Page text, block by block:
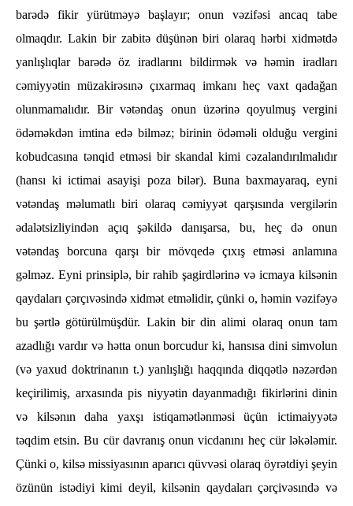
barədə fikir yürütməyə başlayır; onun vəzifəsi ancaq tabe
olmaqdır. Lakin bir zabitə düşünən biri olaraq hərbi xidmətdə
yanlışlıqlar barədə öz iradlarını bildirmək və həmin iradları
cəmiyyətin müzakirəsınə çıxarmaq imkanı heç vaxt qadağan
olunmamalıdır. Bir vətəndaş onun üzərinə qoyulmuş vergini
ödəməkdən imtina edə bilməz; birinin ödəməli olduğu vergini
kobudcasına tənqid etməsi bir skandal kimi cəzalandırılmalıdır
(hansı ki ictimai asayişi poza bilər). Buna baxmayaraq, eyni
vətəndaş məlumatlı biri olaraq cəmiyyət qarşısında vergilərin
ədalətsizliyindən açıq şəkildə danışarsa, bu, heç də onun
vətəndaş borcuna qarşı bir mövqedə çıxış etməsi anlamına
gəlməz. Eyni prinsiplə, bir rahib şagirdlərinə və icmaya kilsənin
qaydaları çərçıvəsində xidmət etməlidir, çünki o, həmin vəzifəyə
bu şərtlə götürülmüşdür. Lakin bir din alimi olaraq onun tam
azadlığı vardır və hətta onun borcudur ki, hansısa dini simvolun
(və yaxud doktrinanın t.) yanlışlığı haqqında diqqətlə nəzərdən
keçirilimiş, arxasında pis niyyətin dayanmadığı fikirlərini dinin
və kilsənın daha yaxşı istiqamətlənməsi üçün ictimaiyyətə
təqdim etsin. Bu cür davranış onun vicdanını heç cür ləkələmir.
Çünki o, kilsə missiyasının aparıcı qüvvəsi olaraq öyrətdiyi şeyin
özünün istədiyi kimi deyil, kilsənin qaydaları çərçivəsındə və